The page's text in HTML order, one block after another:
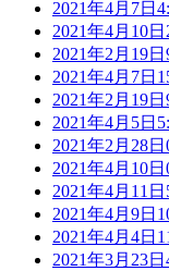
2021年4月7日
2021年4月10
2021年2月19
2021年4月7日
2021年2月19
2021年4月5日
2021年2月28
2021年4月10
2021年4月11
2021年4月9日
2021年4月4日
2021年3月23